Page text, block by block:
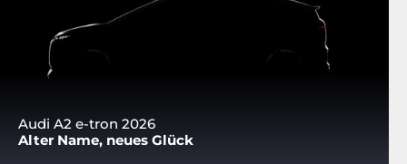
Audi A2 e-tron 2026
Alter Name, neues Glück